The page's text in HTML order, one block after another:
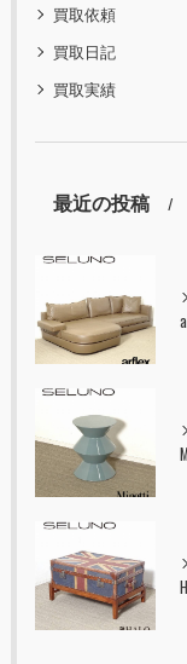
買取依頼
買取日記
買取実績
最近の投稿